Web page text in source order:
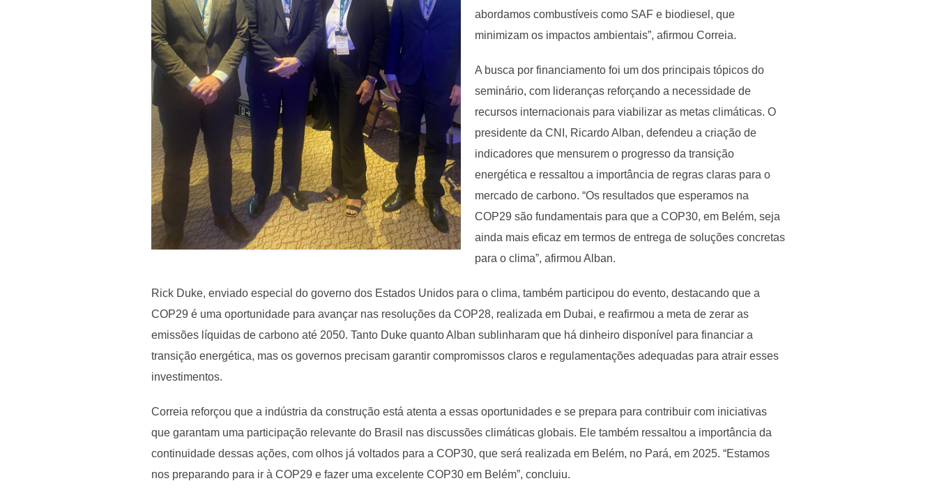
abordamos combustíveis como SAF e biodiesel, que
minimizam os impactos ambientais”, afirmou Correia.
A busca por financiamento foi um dos principais tópicos do
seminário, com lideranças reforçando a necessidade de
recursos internacionais para viabilizar as metas climáticas. O
presidente da CNI, Ricardo Alban, defendeu a criação de
indicadores que mensurem o progresso da transição
energética e ressaltou a importância de regras claras para o
mercado de carbono. “Os resultados que esperamos na
COP29 são fundamentais para que a COP30, em Belém, seja
ainda mais eficaz em termos de entrega de soluções concretas
para o clima”, afirmou Alban.
Rick Duke, enviado especial do governo dos Estados Unidos para o clima, também participou do evento, destacando que a
COP29 é uma oportunidade para avançar nas resoluções da COP28, realizada em Dubai, e reafirmou a meta de zerar as
emissões líquidas de carbono até 2050. Tanto Duke quanto Alban sublinharam que há dinheiro disponível para financiar a
transição energética, mas os governos precisam garantir compromissos claros e regulamentações adequadas para atrair esses
investimentos.
Correia reforçou que a indústria da construção está atenta a essas oportunidades e se prepara para contribuir com iniciativas
que garantam uma participação relevante do Brasil nas discussões climáticas globais. Ele também ressaltou a importância da
continuidade dessas ações, com olhos já voltados para a COP30, que será realizada em Belém, no Pará, em 2025. “Estamos
nos preparando para ir à COP29 e fazer uma excelente COP30 em Belém”, concluiu.